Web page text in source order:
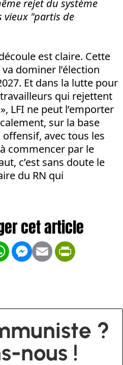
rejet du système
vieux "partis de
est claire. Cette
dominer l’élection
Et dans la lutte pour
qui rejettent
LFI ne peut l’emporter
sur la base
avec tous les
commencer par le
c’est sans doute le
du RN qui
WhatsApp
Messenger
Email
?
nous !